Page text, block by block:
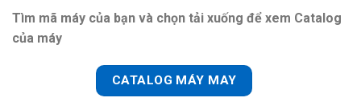
Tìm mã máy của bạn và chọn tải xuống để xem Catalog
của máy
CATALOG MÁY MAY